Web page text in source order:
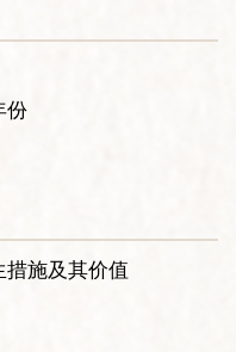
份
施及其价值